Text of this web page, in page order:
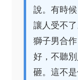
說。有時
讓人受不
獅子男合
好，不聽
砸。這不